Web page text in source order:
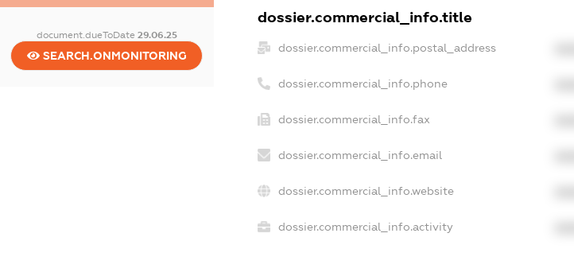
document.dueToDate 29.06.25
SEARCH.ONMONITORING
dossier.commercial_info.title
dossier.commercial_info.postal_address
dossier.commercial_info.phone
dossier.commercial_info.fax
dossier.commercial_info.email
dossier.commercial_info.website
dossier.commercial_info.activity